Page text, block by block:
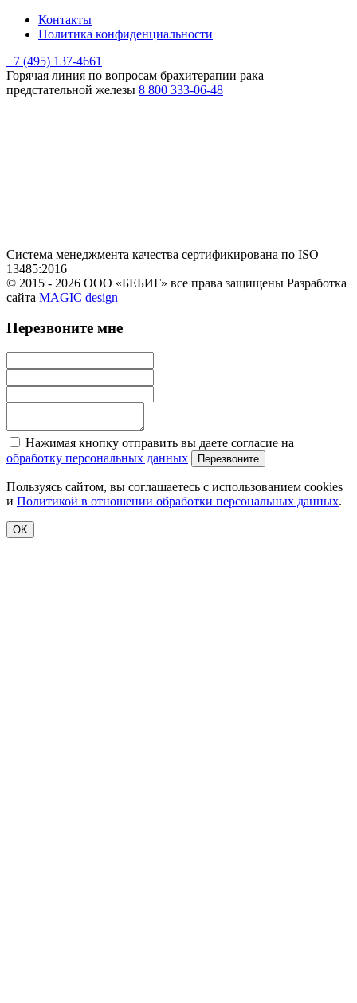
Контакты
Политика конфиденциальности
+7 (495) 137-4661
Горячая линия по вопросам брахитерапии рака
предстательной железы 8 800 333-06-48
Система менеджмента качества сертификирована по ISO
13485:2016
© 2015 - 2026 ООО «БЕБИГ» все права защищены Разработка
сайта MAGIC design
Перезвоните мне
Нажимая кнопку отправить вы даете согласие на
обработку персональных данных
Перезвоните
Пользуясь сайтом, вы соглашаетесь с использованием cookies
и Политикой в отношении обработки персональных данных.
OK